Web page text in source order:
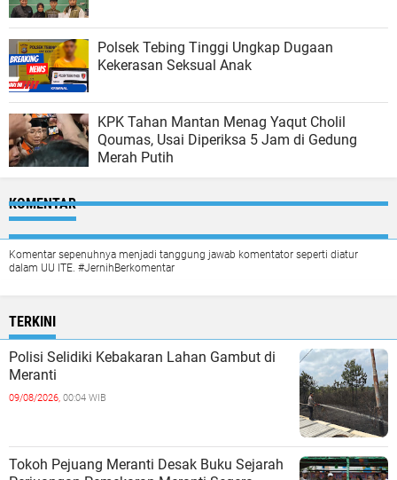
Polsek Tebing Tinggi Ungkap Dugaan
Kekerasan Seksual Anak
KPK Tahan Mantan Menag Yaqut Cholil
Qoumas, Usai Diperiksa 5 Jam di Gedung
Merah Putih
KOMENTAR
Komentar sepenuhnya menjadi tanggung jawab komentator seperti diatur
dalam UU ITE. #JernihBerkomentar
TERKINI
Polisi Selidiki Kebakaran Lahan Gambut di
Meranti
09/08/2026, 00:04 WIB
Tokoh Pejuang Meranti Desak Buku Sejarah